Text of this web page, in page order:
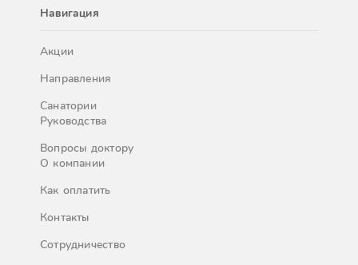
Навигация
Акции
Направления
Санатории
Руководства
Вопросы доктору
О компании
Как оплатить
Контакты
Сотрудничество